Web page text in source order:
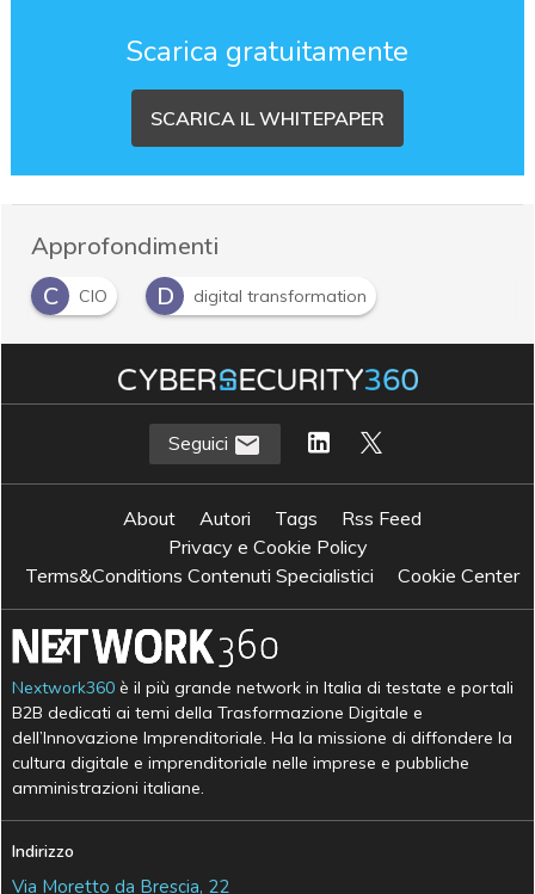
Scarica gratuitamente
SCARICA IL WHITEPAPER
Approfondimenti
C
CIO D digital transformation
Seguici
About Autori Tags
Rss Feed
Privacy e Cookie Policy
Terms&Conditions Contenuti Specialistici
Cookie Center
Nextwork360 è il più grande network in Italia di testate e portali
B2B dedicati ai temi della Trasformazione Digitale e
dell’Innovazione Imprenditoriale. Ha la missione di diffondere la
cultura digitale e imprenditoriale nelle imprese e pubbliche
amministrazioni italiane.
Indirizzo
Via Moretto da Brescia, 22